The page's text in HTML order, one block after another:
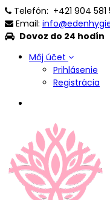
Telefón: +421 904 581
Email:
Dovoz do 24 hodín
Môj účet
Prihlásenie
Registrácia